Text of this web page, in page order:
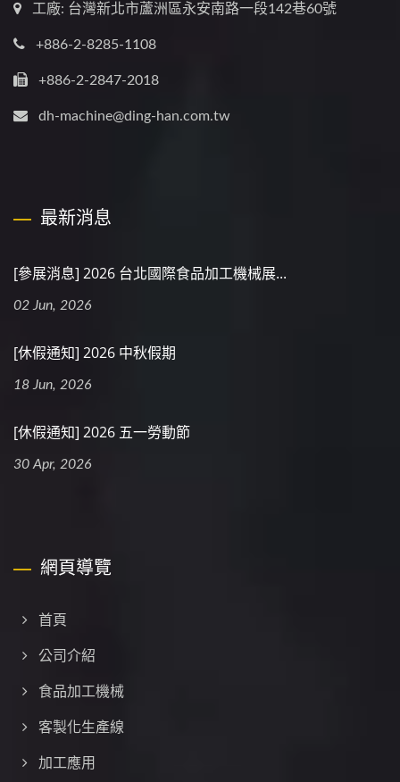
工廠: 台灣新北市蘆洲區永安南路一段142巷60號
+886-2-8285-1108
+886-2-2847-2018
dh-machine@ding-han.com.tw
最新消息
[參展消息] 2026 台北國際食品加工機械展...
02 Jun, 2026
[休假通知] 2026 中秋假期
18 Jun, 2026
[休假通知] 2026 五一勞動節
30 Apr, 2026
網頁導覽
首頁
公司介紹
食品加工機械
客製化生產線
加工應用